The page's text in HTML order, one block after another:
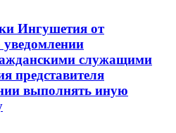
Ингушетия от
служащими
представителя
выполнять иную